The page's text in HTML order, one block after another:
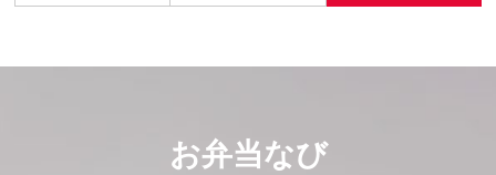
お弁当なび